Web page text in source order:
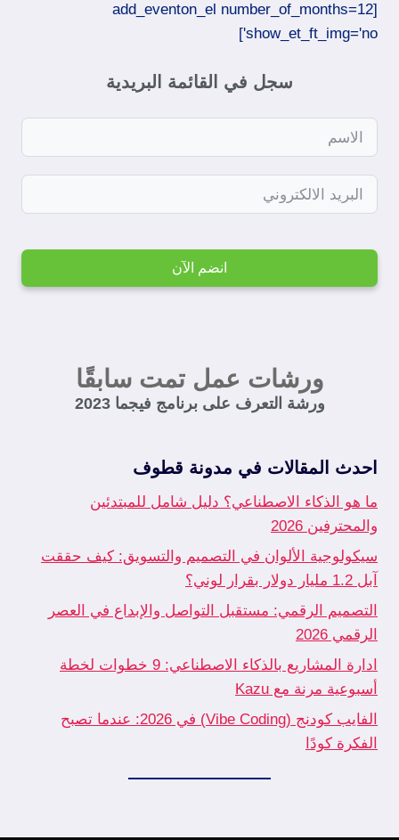
[add_eventon_el number_of_months=12
show_et_ft_img='no']​
سجل في القائمة البريدية
انضم الآن
ورشات عمل تمت سابقًا
ورشة التعرف على برنامج فيجما 2023
احدث المقالات في مدونة قطوف
ما هو الذكاء الاصطناعي؟ دليل شامل للمبتدئين
والمحترفين 2026
سيكولوجية الألوان في التصميم والتسويق: كيف حققت
آبل 1.2 مليار دولار بقرار لوني؟
التصميم الرقمي: مستقبل التواصل والإبداع في العصر
الرقمي 2026
ادارة المشاريع بالذكاء الاصطناعي: 9 خطوات لخطة
أسبوعية مرنة مع Kazu
الفايب كودنج (Vibe Coding) في 2026: عندما تصبح
الفكرة كودًا